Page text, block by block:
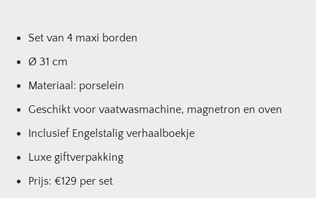
Set van 4 maxi borden
Ø 31 cm
Materiaal: porselein
Geschikt voor vaatwasmachine, magnetron en oven
Inclusief Engelstalig verhaalboekje
Luxe giftverpakking
Prijs: €129 per set